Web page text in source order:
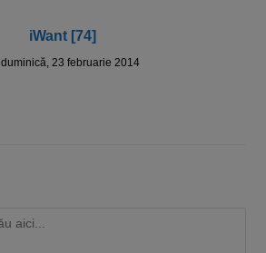
iWant [74]
duminică, 23 februarie 2014